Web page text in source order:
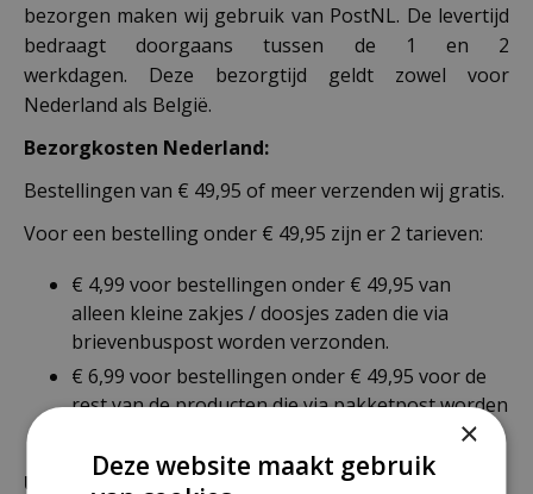
bezorgen maken wij gebruik van PostNL. De levertijd
bedraagt doorgaans tussen de 1 en 2
werkdagen. Deze bezorgtijd geldt zowel voor
Nederland als België.
Bezorgkosten Nederland:
Bestellingen van € 49,95 of meer verzenden wij gratis.
Voor een bestelling onder € 49,95 zijn er 2 tarieven:
€ 4,99 voor bestellingen onder € 49,95 van
alleen kleine zakjes / doosjes zaden die via
brievenbuspost worden verzonden.
€ 6,99 voor bestellingen onder € 49,95 voor de
rest van de producten die via pakketpost worden
Uitzonderlijke verzendkosten
×
Deze website maakt gebruik